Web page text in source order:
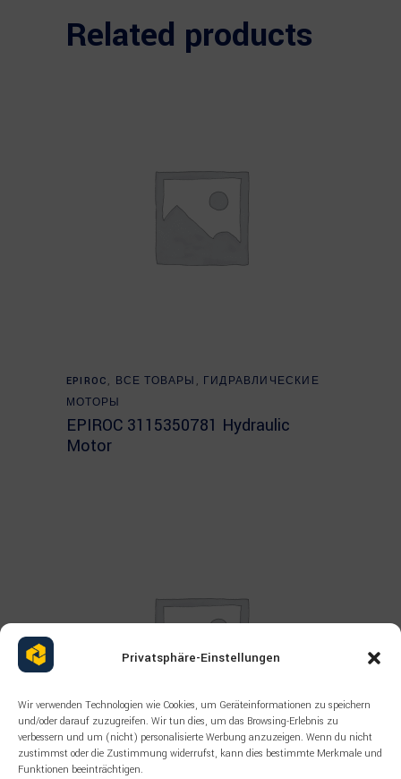
Privatsphäre-Einstellungen
Wir verwenden Technologien wie Cookies, um Geräteinformationen zu speichern
und/oder darauf zuzugreifen. Wir tun dies, um das Browsing-Erlebnis zu
verbessern und um (nicht) personalisierte Werbung anzuzeigen. Wenn du nicht
zustimmst oder die Zustimmung widerrufst, kann dies bestimmte Merkmale und
Funktionen beeinträchtigen.
Related products
Read more
EPIROC , ВСЕ ТОВАРЫ , ГИДРАВЛИЧЕСКИЕ
МОТОРЫ
EPIROC 3115350781 Hydraulic
Motor